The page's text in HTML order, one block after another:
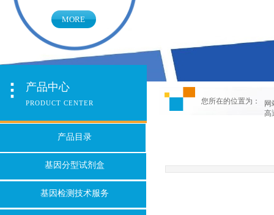
MORE
产品中心
您所在的位置为：
PRODUCT CENTER
网
高
产品目录
基因分型试剂盒
基因检测技术服务